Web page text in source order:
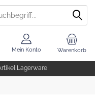
Lagerware
Warenkorb
Mein Konto